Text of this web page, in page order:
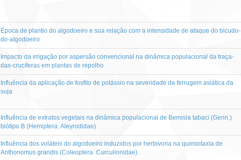
Época de plantio do algodoeiro e sua relação com a intensidade de ataque do bicudo-
do-algodoeiro
Impacto da irrigação por aspersão convencional na dinâmica populacional da traça-
das-crucíferas em plantas de repolho
Influência da aplicação de fosfito de potássio na severidade da ferrugem asiática da
soja
Influência de extratos vegetais na dinâmica populacional de Bemisia tabaci (Genn.)
biótipo B (Hemiptera: Aleyrodidae)
Influência dos voláteis do algodoeiro induzidos por herbivoria na quimiotaxia de
Anthonomus grandis (Coleoptera: Curculionidae)